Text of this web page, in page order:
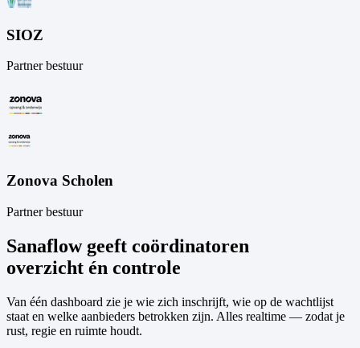
SIOZ
Partner bestuur
Zonova Scholen
Partner bestuur
Sanaflow geeft coördinatoren
overzicht én controle
Van één dashboard zie je wie zich inschrijft, wie op de wachtlijst
staat en welke aanbieders betrokken zijn. Alles realtime — zodat je
rust, regie en ruimte houdt.